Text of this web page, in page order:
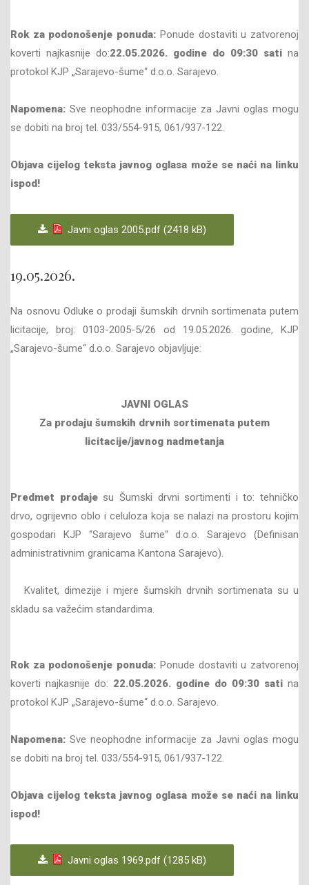
Rok za podonošenje ponuda: Ponude dostaviti u zatvorenoj
koverti najkasnije do:22.05.2026. godine do 09:30 sati na
protokol KJP „Sarajevo-šume“ d.o.o. Sarajevo.
Napomena: Sve neophodne informacije za Javni oglas mogu
se dobiti na broj tel. 033/554-915, 061/937-122.
Objava cijelog teksta javnog oglasa može se naći na linku
ispod!
Javni oglas 2005.pdf (2418 kB)
19.05.2026.
Na osnovu Odluke o prodaji šumskih drvnih sortimenata putem
licitacije, broj: 0103-2005-5/26 od 19.05.2026. godine, KJP
„Sarajevo-šume“ d.o.o. Sarajevo objavljuje:
JAVNI OGLAS
Za prodaju šumskih drvnih sortimenata putem
licitacije/javnog nadmetanja
Predmet prodajesu Šumski drvni sortimenti i to: tehničko
drvo, ogrijevno oblo i celuloza koja se nalazi na prostoru kojim
gospodari KJP “Sarajevo šume“ d.o.o. Sarajevo (Definisan
administrativnim granicama Kantona Sarajevo).
Kvalitet, dimezije i mjere šumskih drvnih sortimenata su u
skladu sa važećim standardima.
Rok za podonošenje ponuda: Ponude dostaviti u zatvorenoj
koverti najkasnije do: 22.05.2026. godine do 09:30 sati na
protokol KJP „Sarajevo-šume“ d.o.o. Sarajevo.
Napomena: Sve neophodne informacije za Javni oglas mogu
se dobiti na broj tel. 033/554-915, 061/937-122.
Objava cijelog teksta javnog oglasa može se naći na linku
ispod!
Javni oglas 1969.pdf (1285 kB)